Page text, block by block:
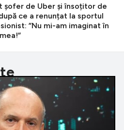
șofer de Uber și însoțitor de
ce a renunțat la sportul
”Nu mi-am imaginat în